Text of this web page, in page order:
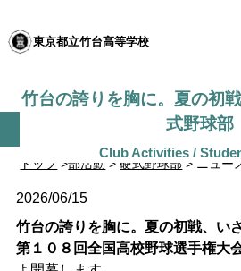
東京都立竹台高等学校
トップ >部活動 >硬式野球部 > ニュー
竹台の誇りを胸に。夏の初
式野球部
2026/06/15
竹台の誇りを胸に。夏の初戦、い
第１０８回全国高校野球選手権大